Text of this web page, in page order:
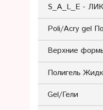
S_A_L_E -
Poli/Acry gel
Верхние
Полигель
Gel/Гели